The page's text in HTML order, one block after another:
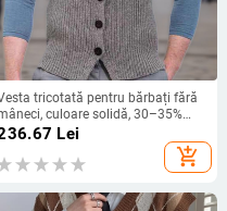
tricotată pentru bărbați fără
culoare solidă, 30–35%
lână cu grosime obișnuită,
Lei
add_shopping_cart